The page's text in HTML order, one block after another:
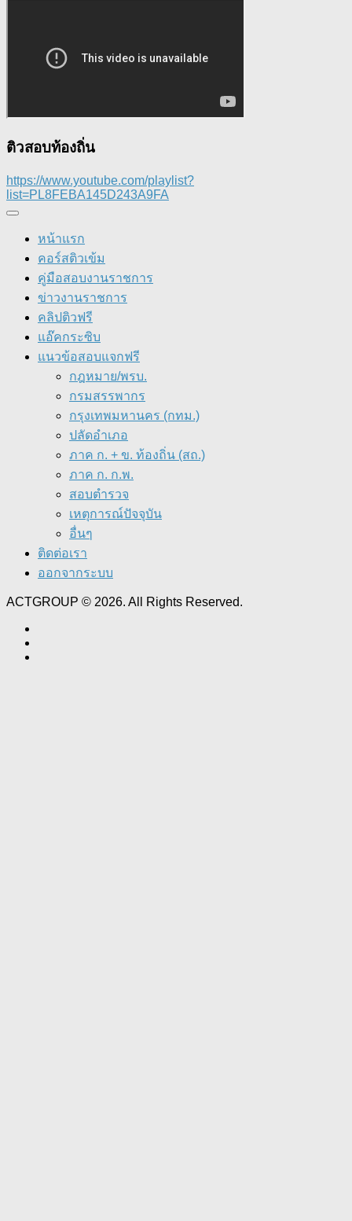
ติวสอบท้องถิ่น
https://www.youtube.com/playlist?
list=PL8FEBA145D243A9FA
หน้าแรก
คอร์สติวเข้ม
คู่มือสอบงานราชการ
ข่าวงานราชการ
คลิปติวฟรี
แอ๊คกระซิบ
แนวข้อสอบแจกฟรี
กฎหมาย/พรบ.
กรมสรรพากร
กรุงเทพมหานคร (กทม.)
ปลัดอำเภอ
ภาค ก. + ข. ท้องถิ่น (สถ.)
ภาค ก. ก.พ.
สอบตำรวจ
เหตุการณ์ปัจจุบัน
อื่นๆ
ติดต่อเรา
ออกจากระบบ
ACTGROUP © 2026. All Rights Reserved.